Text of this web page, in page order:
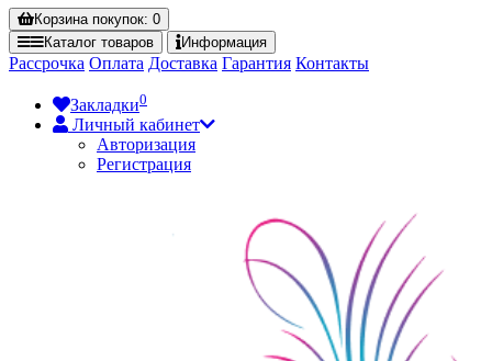
Корзинапокупок: 0
Каталог товаров Информация
Рассрочка Оплата Доставка Гарантия Контакты
Закладки0
Личный кабинет
Авторизация
Регистрация